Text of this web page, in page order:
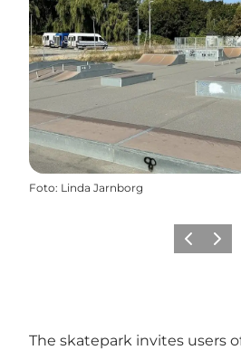
Foto: Linda Jarnborg
Föregående
Nästa
The skatepark invites users